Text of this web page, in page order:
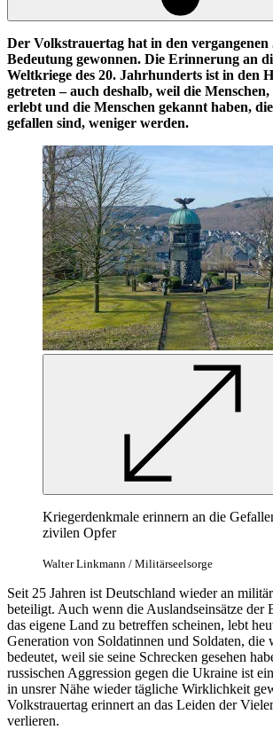
Der Volkstrauertag hat in den vergangenen
Bedeutung gewonnen. Die Erinnerung an
Weltkriege des 20. Jahrhunderts ist in den
getreten – auch deshalb, weil die
erlebt und die Menschen gekannt haben,
gefallen sind, weniger werden.
Kriegerdenkmale erinnern an die
zivilen Opfer
Walter Linkmann / Militärseelsorge
Seit 25 Jahren ist Deutschland wieder an
beteiligt. Auch wenn die Auslandseinsätze der
das eigene Land zu betreffen scheinen, lebt
Generation von Soldatinnen und Soldaten, die
bedeutet, weil sie seine Schrecken gesehen
russischen Aggression gegen die Ukraine ist
in unsrer Nähe wieder tägliche Wirklichkeit
Volkstrauertag erinnert an das Leiden der
verlieren.